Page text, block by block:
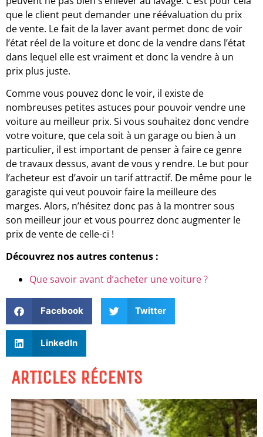
que le client peut demander une réévaluation du prix
de vente. Le fait de la laver avant permet donc de voir
l’état réel de la voiture et donc de la vendre dans l’état
dans lequel elle est vraiment et donc la vendre à un
prix plus juste.
Comme vous pouvez donc le voir, il existe de
nombreuses petites astuces pour pouvoir vendre une
voiture au meilleur prix. Si vous souhaitez donc vendre
votre voiture, que cela soit à un garage ou bien à un
particulier, il est important de penser à faire ce genre
de travaux dessus, avant de vous y rendre. Le but pour
l’acheteur est d’avoir un tarif attractif. De même pour le
garagiste qui veut pouvoir faire la meilleure des
marges. Alors, n’hésitez donc pas à la montrer sous
son meilleur jour et vous pourrez donc augmenter le
prix de vente de celle-ci !
Découvrez nos autres contenus :
Que savoir avant d’acheter une voiture ?
Facebook Twitter
LinkedIn
ARTICLES RÉCENTS